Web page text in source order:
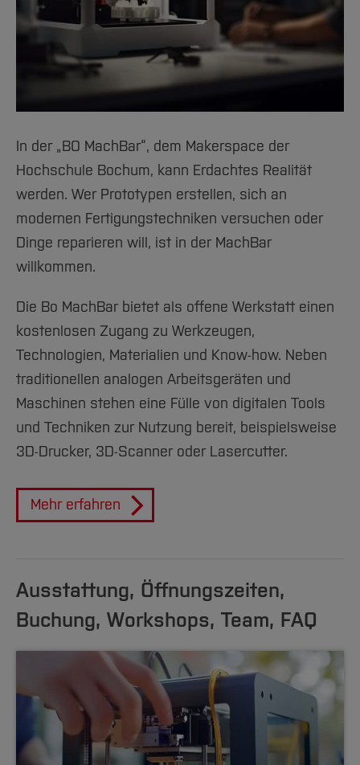
In der „BO MachBar“, dem Makerspace der
Hochschule Bochum, kann Erdachtes Realität
werden. Wer Prototypen erstellen, sich an
modernen Fertigungstechniken versuchen oder
Dinge reparieren will, ist in der MachBar
willkommen.
Die Bo MachBar bietet als offene Werkstatt einen
kostenlosen Zugang zu Werkzeugen,
Technologien, Materialien und Know-how. Neben
traditionellen analogen Arbeitsgeräten und
Maschinen stehen eine Fülle von digitalen Tools
und Techniken zur Nutzung bereit, beispielsweise
3D-Drucker, 3D-Scanner oder Lasercutter.
Mehr erfahren
Ausstattung, Öffnungszeiten,
Buchung, Workshops, Team, FAQ